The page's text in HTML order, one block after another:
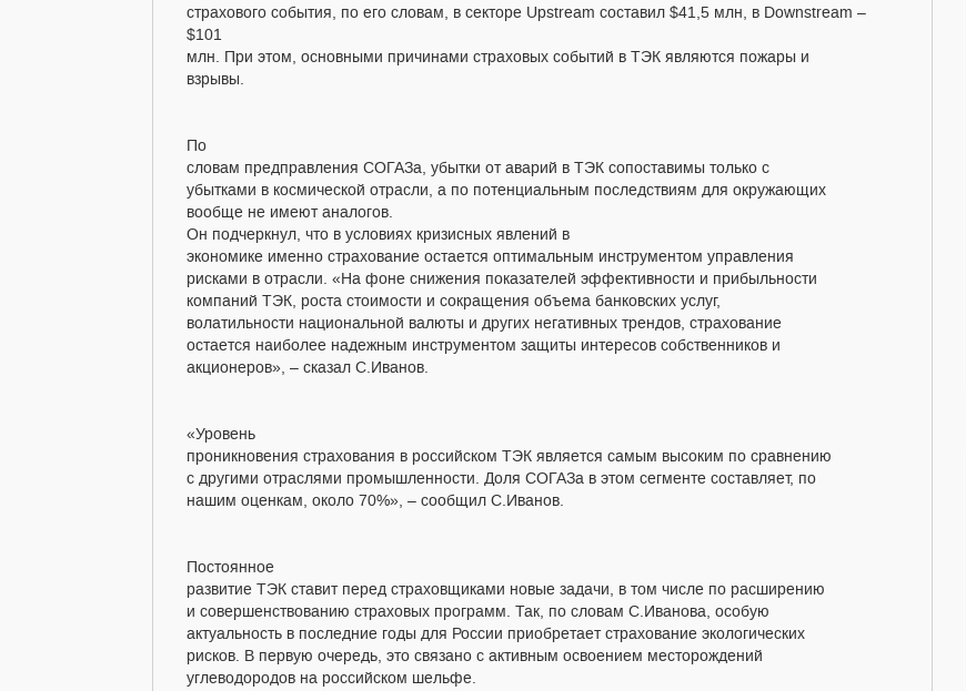
страхового события, по его словам, в секторе Upstream составил $41,5 млн, в Downstream –
$101
млн. При этом, основными причинами страховых событий в ТЭК являются пожары и
взрывы.
По
словам предправления СОГАЗа, убытки от аварий в ТЭК сопоставимы только с
убытками в космической отрасли, а по потенциальным последствиям для окружающих
вообще не имеют аналогов.
Он подчеркнул, что в условиях кризисных явлений в
экономике именно страхование остается оптимальным инструментом управления
рисками в отрасли. «На фоне снижения показателей эффективности и прибыльности
компаний ТЭК, роста стоимости и сокращения объема банковских услуг,
волатильности национальной валюты и других негативных трендов, страхование
остается наиболее надежным инструментом защиты интересов собственников и
акционеров», – сказал С.Иванов.
«Уровень
проникновения страхования в российском ТЭК является самым высоким по сравнению
с другими отраслями промышленности. Доля СОГАЗа в этом сегменте составляет, по
нашим оценкам, около 70%», – сообщил С.Иванов.
Постоянное
развитие ТЭК ставит перед страховщиками новые задачи, в том числе по расширению
и совершенствованию страховых программ. Так, по словам С.Иванова, особую
актуальность в последние годы для России приобретает страхование экологических
рисков. В первую очередь, это связано с активным освоением месторождений
углеводородов на российском шельфе.